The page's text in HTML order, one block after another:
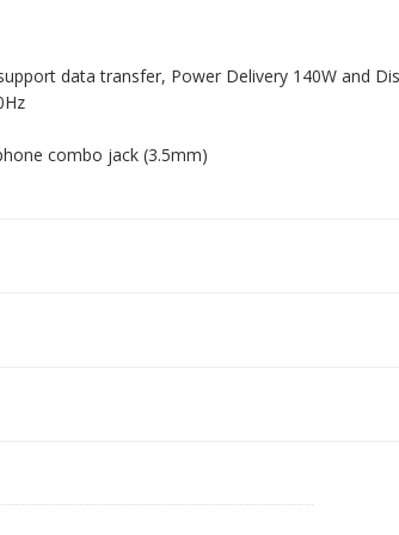
data transfer, Power Delivery 140W and
combo jack (3.5mm)